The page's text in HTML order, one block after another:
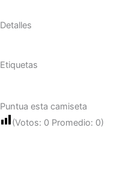
Detalles
Etiquetas
Puntua esta camiseta
(Votos: 0 Promedio: 0)